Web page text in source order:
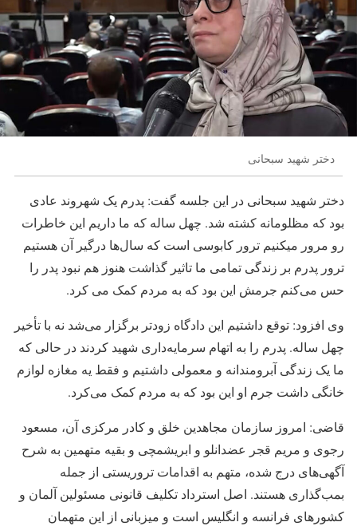
دختر شهید سبحانی
دختر شهید سبحانی در این جلسه گفت: پدرم یک شهروند عادی
بود که مظلومانه کشته شد. چهل ساله که ما داریم این خاطرات
رو مرور میکنیم ترور کابوسی است که سال‌ها درگیر آن هستیم
ترور پدرم بر زندگی تمامی ما تاثیر گذاشت هنوز هم نبود پدر را
حس می‌کنم جرمش این بود که به مردم کمک می کرد.
وی افزود: توقع داشتیم این دادگاه زودتر برگزار می‌شد نه با تأخیر
چهل ساله. پدرم را به اتهام سرمایه‌داری شهید کردند در حالی که
ما یک زندگی آبرومندانه و معمولی داشتیم و فقط یه مغازه لوازم
خانگی داشت جرم او این بود که به مردم کمک می‌کرد.
قاضی: امروز سازمان مجاهدین خلق و کادر مرکزی آن، مسعود
رجوی و مریم قجر عضدانلو و ابریشمچی و بقیه متهمین به شرح
آگهی‌های درج شده، متهم به اقدامات تروریستی از جمله
بمب‌گذاری هستند. اصل استرداد تکلیف قانونی مسئولین آلمان و
کشور‌های فرانسه و انگلیس است و میزبانی از این متهمان